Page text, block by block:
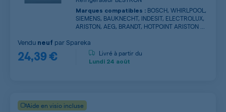
Marques compatibles : BOSCH, WHIRLPOOL,
SIEMENS, BAUKNECHT, INDESIT, ELECTROLUX,
ARISTON, AEG, BRANDT, HOTPOINT ARISTON ...
24,39 €
Vendu neuf parSpareka
Livré à partir du
Lundi 24 août
Aide en visio incluse